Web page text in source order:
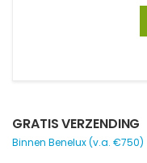
GRATIS VERZENDING
Binnen Benelux (v.a. €750)